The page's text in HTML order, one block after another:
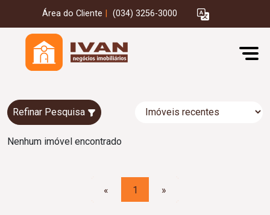
Área do Cliente (034) 3256-3000
Refinar Pesquisa
Nenhum imóvel encontrado
« 1 »